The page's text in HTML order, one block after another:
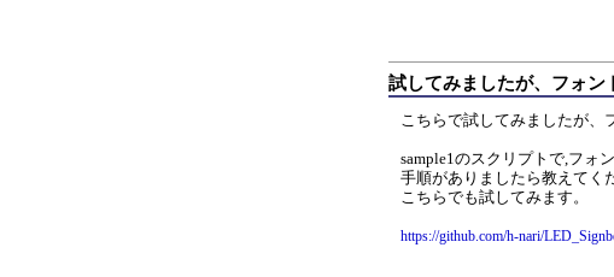
試してみましたが、フォン
こちらで試してみましたが、
sample1のスクリプトで,フォ
手順がありましたら教えてく
こちらでも試してみます。
https://github.com/h-nari/